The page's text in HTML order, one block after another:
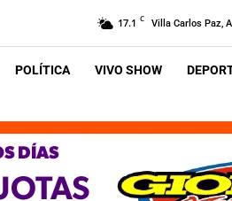
17.1 C Villa Carlos Paz,
POLÍTICA VIVO SHOW